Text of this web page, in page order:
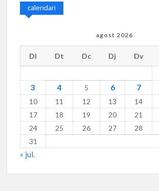
calendari
agost 2026
Dl Dt Dc Dj Dv
3
4 5 6 7
10
11 12 13 14
17
18 19 20 21
24
25 26 27 28
31
« jul.